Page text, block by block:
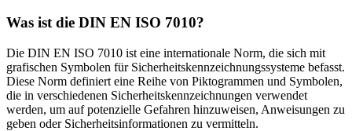
Was ist die DIN EN ISO 7010?
Die DIN EN ISO 7010 ist eine internationale Norm, die sich mit
grafischen Symbolen für Sicherheitskennzeichnungssysteme befasst.
Diese Norm definiert eine Reihe von Piktogrammen und Symbolen,
die in verschiedenen Sicherheitskennzeichnungen verwendet
werden, um auf potenzielle Gefahren hinzuweisen, Anweisungen zu
geben oder Sicherheitsinformationen zu vermitteln.